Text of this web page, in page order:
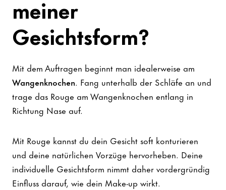
meiner
Gesichtsform?
Mit dem Auftragen beginnt man idealerweise am
Wangenknochen. Fang unterhalb der Schläfe an und
trage das Rouge am Wangenknochen entlang in
Richtung Nase auf.
Mit Rouge kannst du dein Gesicht soft konturieren
und deine natürlichen Vorzüge hervorheben. Deine
individuelle Gesichtsform nimmt daher vordergründig
Einfluss darauf, wie dein Make-up wirkt.